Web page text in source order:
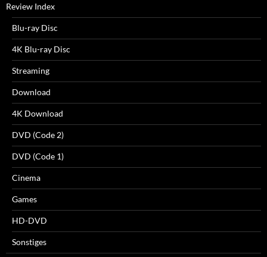
Review Index
Blu-ray Disc
4K Blu-ray Disc
Streaming
Download
4K Download
DVD (Code 2)
DVD (Code 1)
Cinema
Games
HD-DVD
Sonstiges